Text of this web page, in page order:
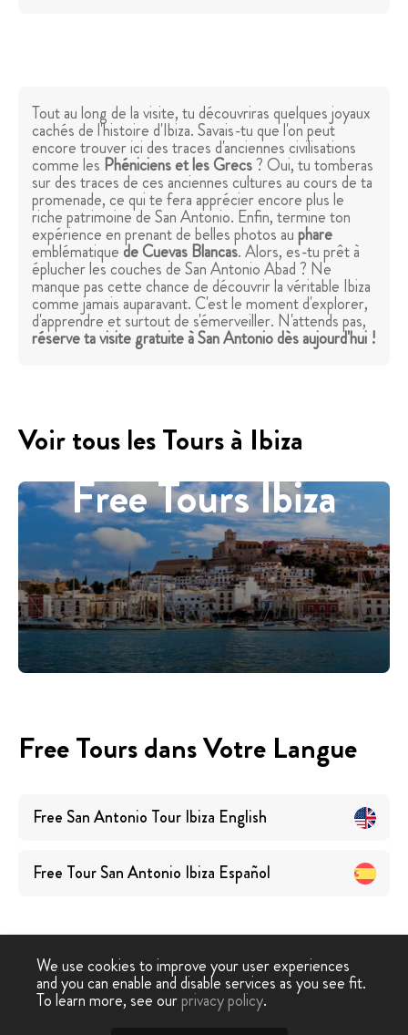
Tout au long de la visite, tu découvriras quelques joyaux
cachés de l'histoire d'Ibiza. Savais-tu que l'on peut
encore trouver ici des traces d'anciennes civilisations
comme les Phéniciens et les Grecs? Oui, tu tomberas
sur des traces de ces anciennes cultures au cours de ta
promenade, ce qui te fera apprécier encore plus le
riche patrimoine de San Antonio. Enfin, termine ton
expérience en prenant de belles photos auphare
emblématiquede Cuevas Blancas. Alors, es-tu prêt à
éplucher les couches de San Antonio Abad ? Ne
manque pas cette chance de découvrir la véritable Ibiza
comme jamais auparavant. C'est le moment d'explorer,
d'apprendre et surtout de s'émerveiller. N'attends pas,
réserve ta visite gratuite à San Antonio dès aujourd'hui !
Voir tous les Tours à Ibiza
Free Tours Ibiza
Free Tours dans Votre Langue
Free San Antonio Tour Ibiza English
Free Tour San Antonio Ibiza Español
Free Walking
Tour - Free Tour
Ibiza › Free Tour San Antonio
Ibiza
We use cookies to improve your user experiences
and you can enable and disable services as you see fit.
To learn more, see ourprivacy policy.